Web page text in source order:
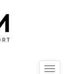
Toggle